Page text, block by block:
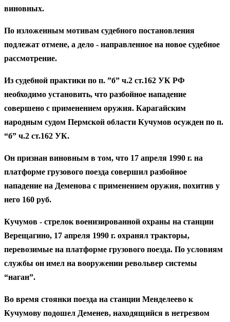
виновных.
По изложенным мотивам судебного постановления
подлежат отмене, а дело - направленное на новое судебное
рассмотрение.
Из судебной практики по п. ”б” ч.2 ст.162 УК РФ
необходимо установить, что разбойное нападение
совершено с применением оружия. Карагайским
народным судом Пермской области Кучумов осужден по п.
“б” ч.2 ст.162 УК.
Он признан виновным в том, что 17 апреля 1990 г. на
платформе грузового поезда совершил разбойное
нападение на Деменова с применением оружия, похитив у
него 160 руб.
Кучумов - стрелок военизированной охраны на станции
Верещагино, 17 апреля 1990 г. охранял тракторы,
перевозимые на платформе грузового поезда. По условиям
службы он имел на вооружении револьвер системы
“наган”.
Во время стоянки поезда на станции Менделеево к
Кучумову подошел Деменев, находящийся в нетрезвом